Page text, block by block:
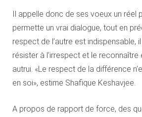
Il appelle donc de ses voeux un réel
permette un vrai dialogue, tout en
respect de l’autre est indispensable,
résister à l’irrespect et le
autrui. «Le respect de la différence
en soi», estime Shafique Keshavjee.
A propos de rapport de force, des